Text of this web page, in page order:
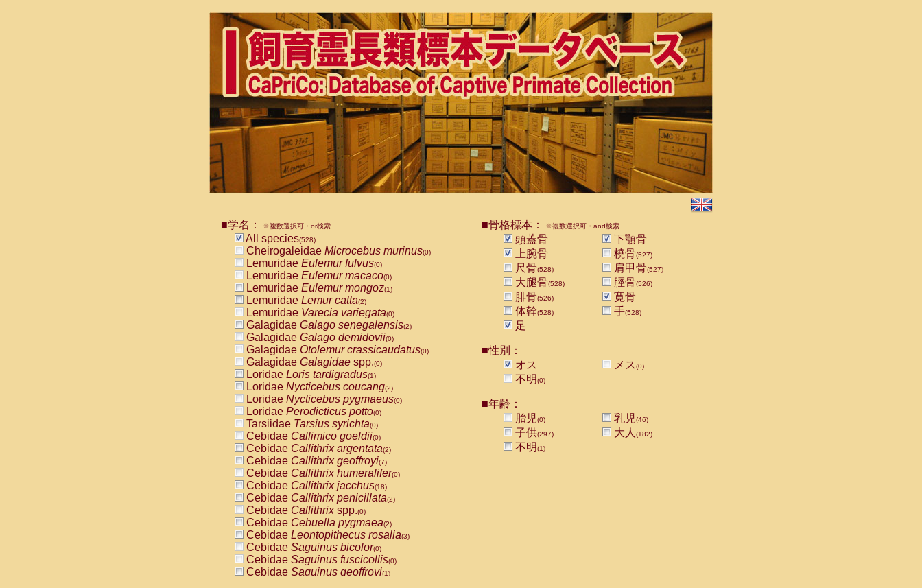
■学名： ※複数選択可・or検索
All species(528)
Cheirogaleidae Microcebus murinus(0)
Lemuridae Eulemur fulvus(0)
Lemuridae Eulemur macaco(0)
Lemuridae Eulemur mongoz(1)
Lemuridae Lemur catta(2)
Lemuridae Varecia variegata(0)
Galagidae Galago senegalensis(2)
Galagidae Galago demidovii(0)
Galagidae Otolemur crassicaudatus(0)
Galagidae Galagidae spp.(0)
Loridae Loris tardigradus(1)
Loridae Nycticebus coucang(2)
Loridae Nycticebus pygmaeus(0)
Loridae Perodicticus potto(0)
Tarsiidae Tarsius syrichta(0)
Cebidae Callimico goeldii(0)
Cebidae Callithrix argentata(2)
Cebidae Callithrix geoffroyi(7)
Cebidae Callithrix humeralifer(0)
Cebidae Callithrix jacchus(18)
Cebidae Callithrix penicillata(2)
Cebidae Callithrixspp.(0)
Cebidae Cebuella pygmaea(2)
Cebidae Leontopithecus rosalia(3)
Cebidae Saguinus bicolor(0)
Cebidae Saguinus fuscicollis(0)
Cebidae Saguinus geoffroyi(1)
■骨格標本： ※複数選択可・and検索
頭蓋骨
下顎骨
上腕骨
橈骨(527)
尺骨(528) 肩甲骨(527)
大腿骨(528) 脛骨(526)
腓骨(526)
寛骨
体幹(528) 手(528)
足
■性別：
オス
メス(0)
不明(0)
■年齢：
胎児(0) 乳児(46)
子供(297) 大人 (182)
不明(1)